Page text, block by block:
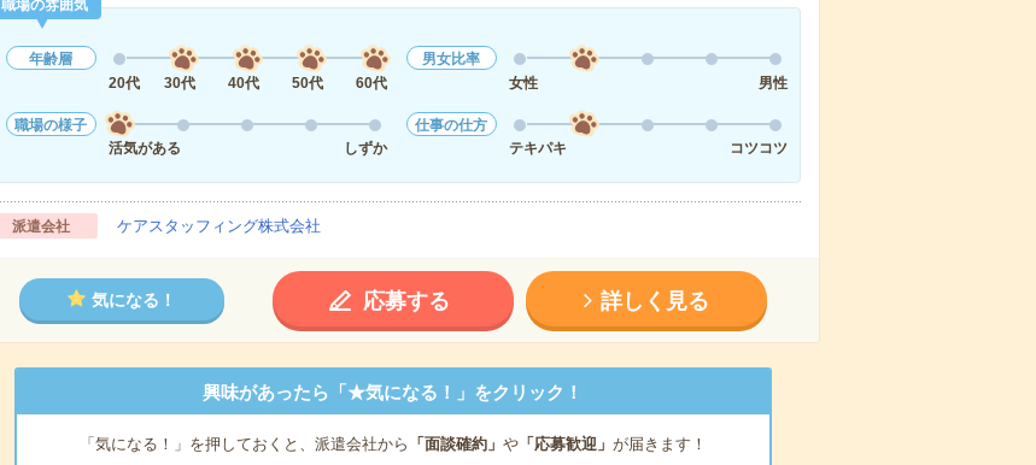
職場の雰囲気
年齢層
20代
30代 40代 50代 60代
男女比率
女性
男性
職場の様子
活気がある
しずか
仕事の仕方
テキパキ
コツコツ
派遣会社 ケアスタッフィング株式会社
気になる！ 応募する 詳しく見る
興味があったら「★気になる！」をクリック！
「気になる！」を押しておくと、派遣会社から 「面談確約」 や「応募歓迎」 が届きます！